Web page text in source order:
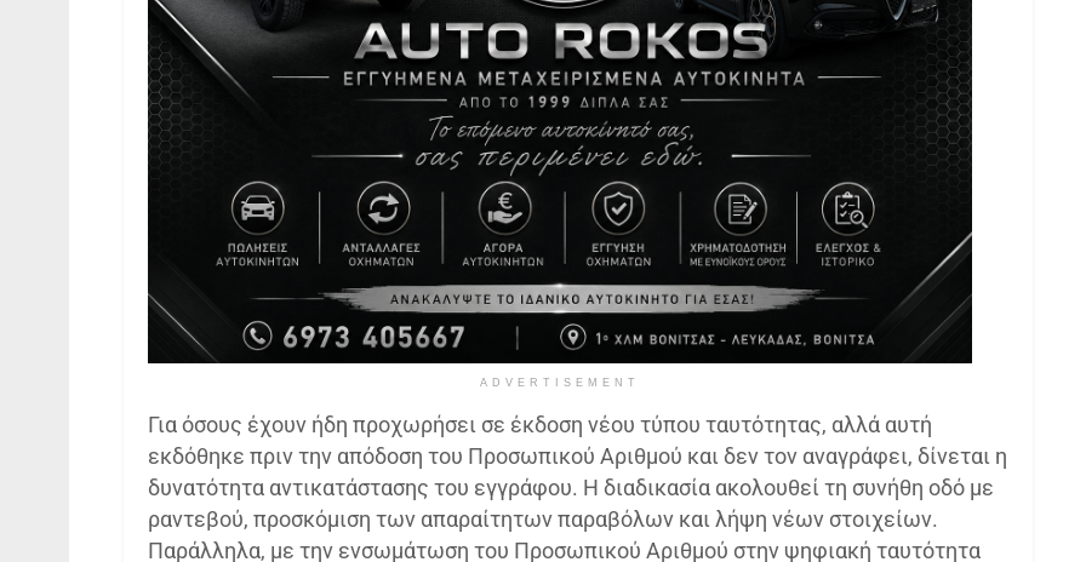
ADVERTISEMENT
Για όσους έχουν ήδη προχωρήσει σε έκδοση νέου τύπου ταυτότητας, αλλά αυτή
εκδόθηκε πριν την απόδοση του Προσωπικού Αριθμού και δεν τον αναγράφει, δίνεται η
δυνατότητα αντικατάστασης του εγγράφου. Η διαδικασία ακολουθεί τη συνήθη οδό με
ραντεβού, προσκόμιση των απαραίτητων παραβόλων και λήψη νέων στοιχείων.
Παράλληλα, με την ενσωμάτωση του Προσωπικού Αριθμού στην ψηφιακή ταυτότητα